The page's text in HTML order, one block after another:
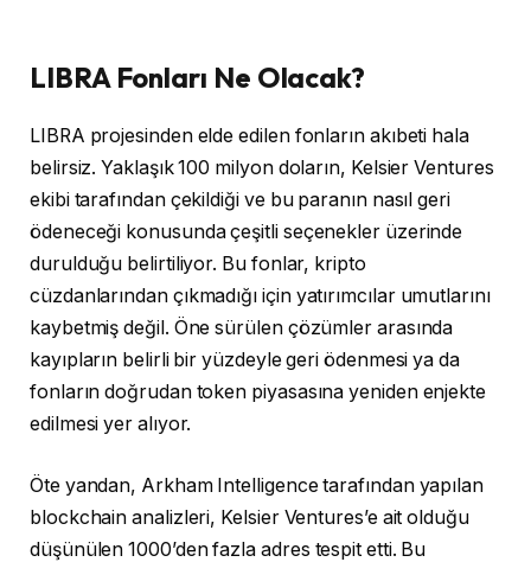
LIBRA Fonları Ne Olacak?
LIBRA projesinden elde edilen fonların akıbeti hala
belirsiz. Yaklaşık 100 milyon doların, Kelsier Ventures
ekibi tarafından çekildiği ve bu paranın nasıl geri
ödeneceği konusunda çeşitli seçenekler üzerinde
durulduğu belirtiliyor. Bu fonlar, kripto
cüzdanlarından çıkmadığı için yatırımcılar umutlarını
kaybetmiş değil. Öne sürülen çözümler arasında
kayıpların belirli bir yüzdeyle geri ödenmesi ya da
fonların doğrudan token piyasasına yeniden enjekte
edilmesi yer alıyor.
Öte yandan, Arkham Intelligence tarafından yapılan
blockchain analizleri, Kelsier Ventures’e ait olduğu
düşünülen 1000’den fazla adres tespit etti. Bu